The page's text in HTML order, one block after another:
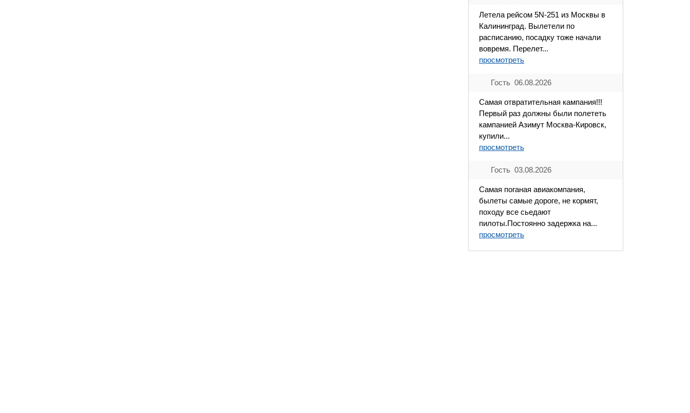
Летела рейсом 5N-251 из Москвы в
Калининград. Вылетели по
расписанию, посадку тоже начали
вовремя. Перелет...
просмотреть
Гость 06.08.2026
Самая отвратительная кампания!!!
Первый раз должны были полететь
кампанией Азимут Москва-Кировск,
купили...
просмотреть
Гость 03.08.2026
Самая поганая авиакомпания,
былеты самые дороге, не кормят,
походу все сьедают
пилоты.Постоянно задержка на...
просмотреть